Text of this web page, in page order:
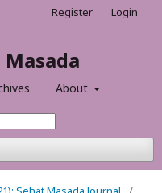
About
Register Login